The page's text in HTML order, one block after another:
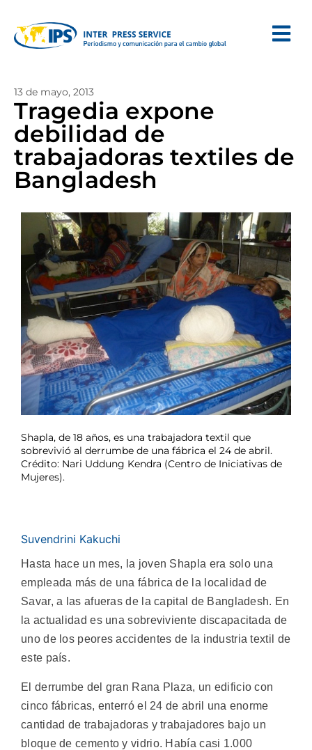
13 de mayo, 2013
Tragedia expone
debilidad de
trabajadoras textiles de
Bangladesh
Shapla, de 18 años, es una trabajadora textil que
sobrevivió al derrumbe de una fábrica el 24 de abril.
Crédito: Nari Uddung Kendra (Centro de Iniciativas de
Mujeres).
Suvendrini Kakuchi
Hasta hace un mes, la joven Shapla era solo una
empleada más de una fábrica de la localidad de
Savar, a las afueras de la capital de Bangladesh. En
la actualidad es una sobreviviente discapacitada de
uno de los peores accidentes de la industria textil de
este país.
El derrumbe del gran Rana Plaza, un edificio con
cinco fábricas, enterró el 24 de abril una enorme
cantidad de trabajadoras y trabajadores bajo un
bloque de cemento y vidrio. Había casi 1.000